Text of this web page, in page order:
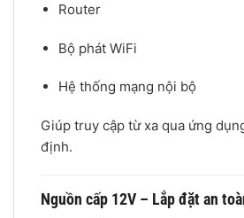
Router
Bộ phát WiFi
Hệ thống mạng nội bộ
Giúp truy cập từ xa qua ứng
định.
Nguồn cấp 12V – Lắp đặt an